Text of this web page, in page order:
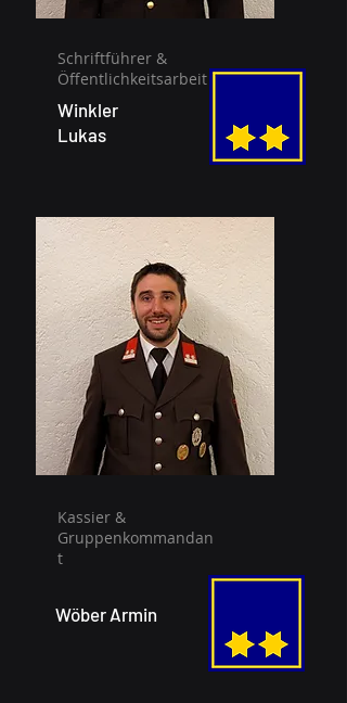
Schriftführer &
Öffentlichkeitsarbeit
Winkler
Lukas
Kassier &
Gruppenkommandan
t
Wöber Armin